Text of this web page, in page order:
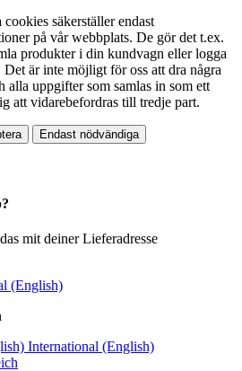
säkerställer endast
på vår webbplats. De gör det t.ex.
produkter i din kundvagn eller logga
är inte möjligt för oss att dra några
alla uppgifter som samlas in som ett
att vidarebefordras till tredje part.
Endast nödvändiga
mit deiner Lieferadresse
(English)
International (English)